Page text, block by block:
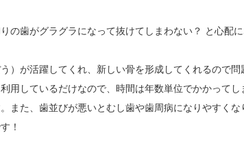
の歯がグラグラになって抜けてしまわない？ と心配
）が活躍してくれ、新しい骨を形成してくれるので
用しているだけなので、時間は年数単位でかかって
また、歯並びが悪いとむし歯や歯周病になりやすく
！